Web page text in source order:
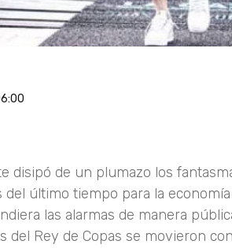
disipó de un plumazo los
último tiempo para la
las alarmas de manera
del Rey de Copas se movieron